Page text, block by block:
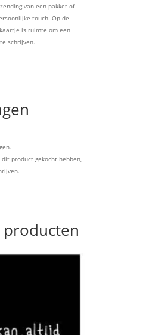
van een pakket of
touch. Op de
is ruimte om een
schrijven.
product gekocht hebben,